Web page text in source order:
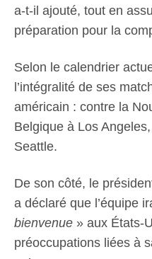
a-t-il ajouté, tout en
préparation pour la
Selon le calendrier
l’intégralité de ses
américain : contre la
Belgique à Los
Seattle.
De son côté, le
a déclaré que l’équipe
bienvenue » aux États-
préoccupations liées à